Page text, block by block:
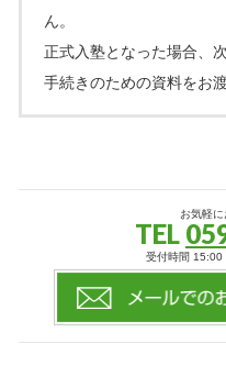
ん。
正式入塾となった場合、
手続きのための資料をお
お気軽
TEL
受付時間 15:00